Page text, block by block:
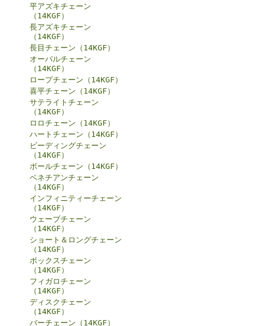
平アズキチェーン
（14KGF）
長アズキチェーン
（14KGF）
長目チェーン（14KGF）
オーバルチェーン
（14KGF）
ロープチェーン（14KGF）
喜平チェーン（14KGF）
サテライトチェーン
（14KGF）
ロロチェーン（14KGF）
ハートチェーン（14KGF）
ビーディングチェーン
（14KGF）
ボールチェーン（14KGF）
ベネチアンチェーン
（14KGF）
インフィニティーチェーン
（14KGF）
ウェーブチェーン
（14KGF）
ショート＆ロングチェーン
（14KGF）
ボックスチェーン
（14KGF）
フィガロチェーン
（14KGF）
ディスクチェーン
（14KGF）
バーチェーン（14KGF）